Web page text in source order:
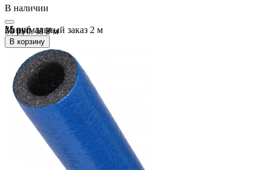
В наличии
25 руб.зам
50 руб. за 2 м
Минимальный заказ 2 м
В корзину